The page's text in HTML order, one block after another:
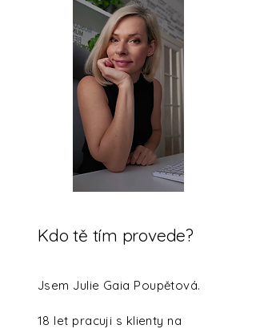
Kdo tě tím provede?
Jsem Julie Gaia Poupětová.
18 let pracuji s klienty na